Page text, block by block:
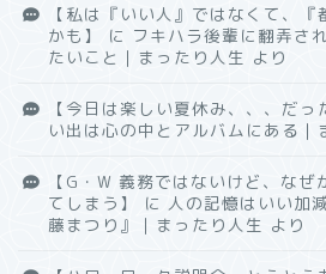
【私は『いい人』ではなくて、
かも】
に フキハラ後輩に翻弄さ
たいこと｜まったり人生 より
【今日は楽しい夏休み、、、だっ
い出は心の中とアルバムにある｜
【G・W 義務ではないけど、な
てしまう】
に 人の記憶はいい加
藤まつり』｜まったり人生 より